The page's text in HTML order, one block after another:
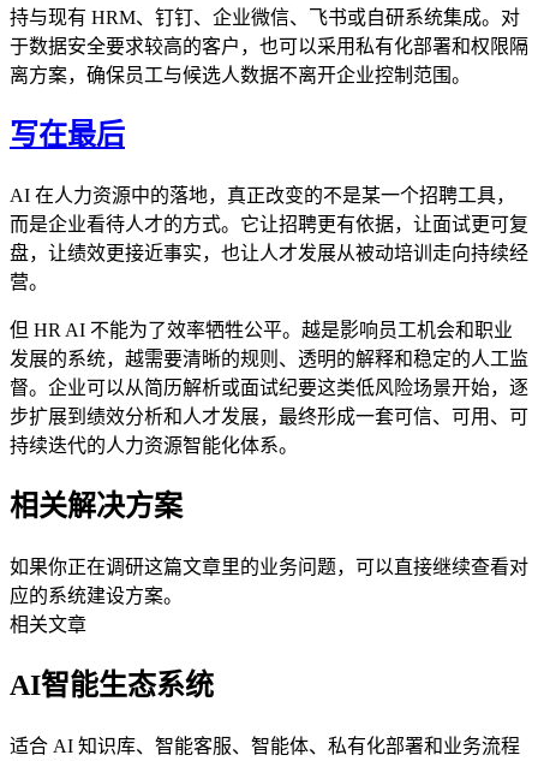
持与现有 HRM、钉钉、企业微信、飞书或自研系统集成。对
于数据安全要求较高的客户，也可以采用私有化部署和权限隔
离方案，确保员工与候选人数据不离开企业控制范围。
写在最后
AI 在人力资源中的落地，真正改变的不是某一个招聘工具，
而是企业看待人才的方式。它让招聘更有依据，让面试更可复
盘，让绩效更接近事实，也让人才发展从被动培训走向持续经
营。
但 HR AI 不能为了效率牺牲公平。越是影响员工机会和职业
发展的系统，越需要清晰的规则、透明的解释和稳定的人工监
督。企业可以从简历解析或面试纪要这类低风险场景开始，逐
步扩展到绩效分析和人才发展，最终形成一套可信、可用、可
持续迭代的人力资源智能化体系。
相关解决方案
如果你正在调研这篇文章里的业务问题，可以直接继续查看对
应的系统建设方案。
相关文章
AI智能生态系统
适合 AI 知识库、智能客服、智能体、私有化部署和业务流程